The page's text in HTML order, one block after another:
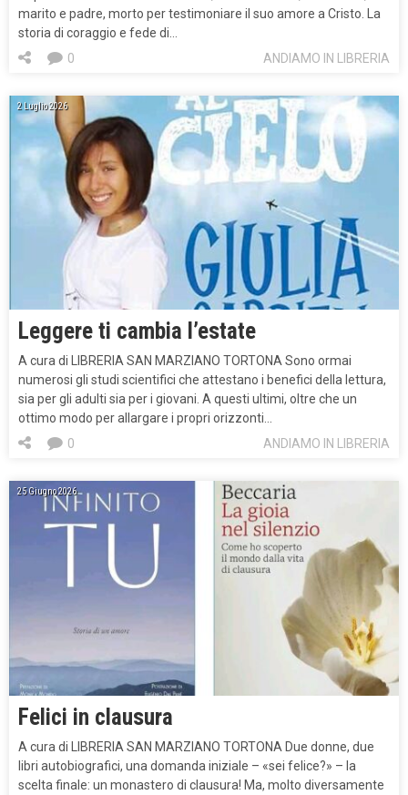
marito e padre, morto per testimoniare il suo amore a Cristo. La
storia di coraggio e fede di…
ANDIAMO IN LIBRERIA
0
2 Luglio 2026
Leggere ti cambia l’estate
A cura di LIBRERIA SAN MARZIANO TORTONA Sono ormai
numerosi gli studi scientifici che attestano i benefici della lettura,
sia per gli adulti sia per i giovani. A questi ultimi, oltre che un
ottimo modo per allargare i propri orizzonti…
ANDIAMO IN LIBRERIA
0
25 Giugno 2026
Felici in clausura
A cura di LIBRERIA SAN MARZIANO TORTONA Due donne, due
libri autobiografici, una domanda iniziale – «sei felice?» – la
scelta finale: un monastero di clausura! Ma, molto diversamente